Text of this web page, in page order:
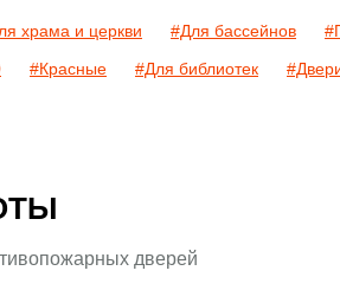
храма и церкви #Для бассейнов
#Красные #Для библиотек
дверей